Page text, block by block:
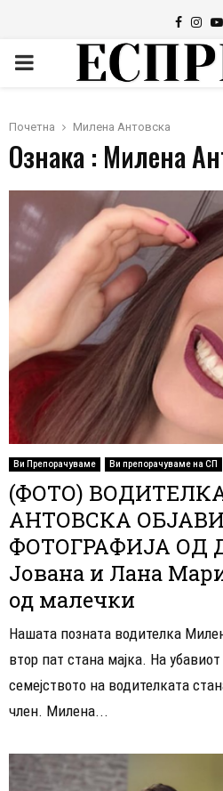
PRIMARY
Почетна Милена Антовска
Ознака : Милена
Ви Препорачуваме Ви препорачуваме на СП
(ФОТО)
АНТОВСКА ОБЈАВИ
ФОТОГРАФИЈА ОД
Јована и Лана
од малечки
Нашата позната водителка
втор пат стана мајка. На
семејството на водителката
член. Милена...